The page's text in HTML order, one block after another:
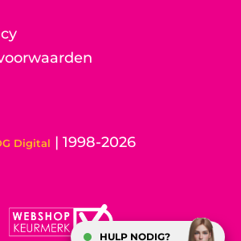
Digital | 1998-2026
HULP NODIG?